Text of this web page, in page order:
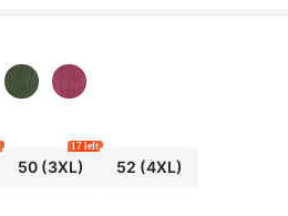
50(3XL)
17 left
52 (4XL)